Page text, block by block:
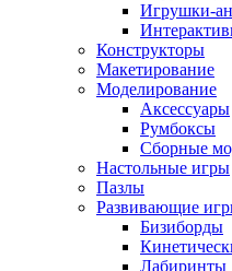
Игрушки-
Конструкторы
Макетирование
Моделирование
Аксессуары
Румбоксы
Сборные
Настольные игры
Пазлы
Развивающие
Бизиборды
Лабиринты